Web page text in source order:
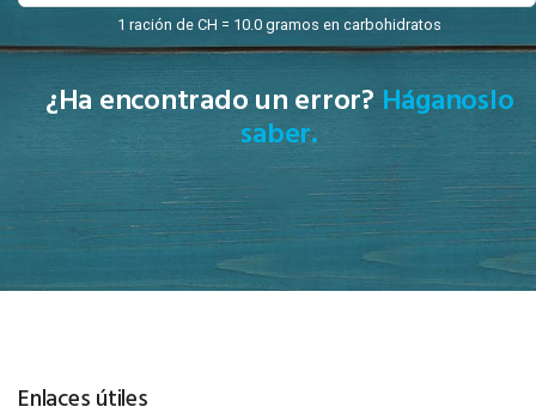
1 ración de CH = 10.0 gramos en carbohidratos
¿Ha encontrado un error? Háganoslo
saber.
Enlaces útiles